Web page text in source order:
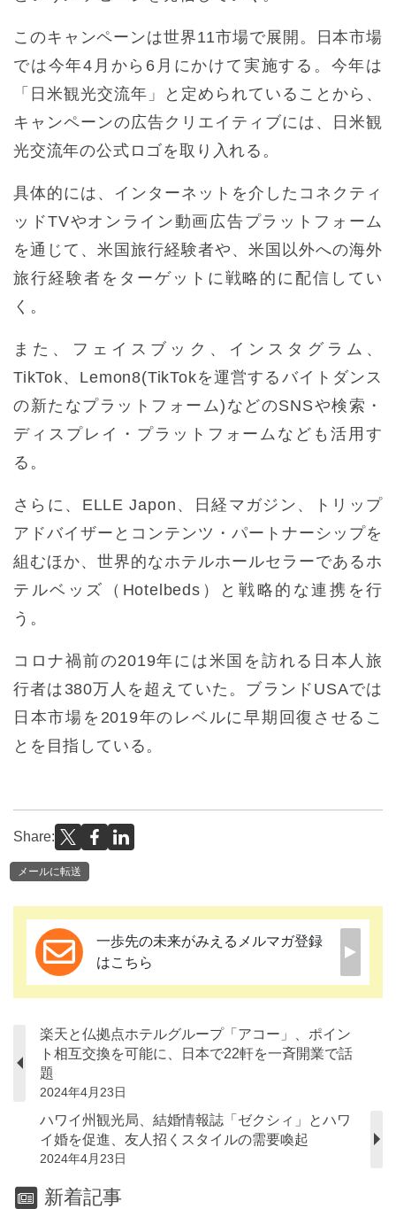
このキャンペーンは世界11市場で展開。日本市場
では今年4月から6月にかけて実施する。今年は
「日米観光交流年」と定められていることから、
キャンペーンの広告クリエイティブには、日米観
光交流年の公式ロゴを取り入れる。
具体的には、インターネットを介したコネクティ
ッドTVやオンライン動画広告プラットフォーム
を通じて、米国旅行経験者や、米国以外への海外
旅行経験者をターゲットに戦略的に配信してい
く。
また、フェイスブック、インスタグラム、
TikTok、Lemon8(TikTokを運営するバイトダンス
の新たなプラットフォーム)などのSNSや検索・
ディスプレイ・プラットフォームなども活用す
る。
さらに、ELLE Japon、日経マガジン、トリップ
アドバイザーとコンテンツ・パートナーシップを
組むほか、世界的なホテルホールセラーであるホ
テルベッズ（Hotelbeds）と戦略的な連携を行
う。
コロナ禍前の2019年には米国を訪れる日本人旅
行者は380万人を超えていた。ブランドUSAでは
日本市場を2019年のレベルに早期回復させるこ
とを目指している。
Share:
メールに転送
一歩先の未来がみえるメルマガ登録
はこちら
楽天と仏拠点ホテルグループ「アコー」、ポイン
ト相互交換を可能に、日本で22軒を一斉開業で話
題
2024年4月23日
ハワイ州観光局、結婚情報誌「ゼクシィ」とハワ
イ婚を促進、友人招くスタイルの需要喚起
2024年4月23日
新着記事